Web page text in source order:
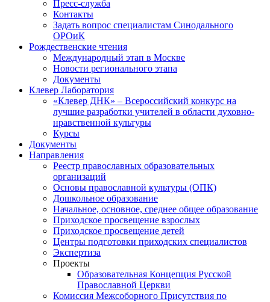
Пресс-служба
Контакты
Задать вопрос специалистам Синодального
ОРОиК
Рождественские чтения
Международный этап в Москве
Новости регионального этапа
Документы
Клевер Лаборатория
«Клевер ДНК» – Всероссийский конкурс на
лучшие разработки учителей в области духовно-
нравственной культуры
Курсы
Документы
Направления
Реестр православных образовательных
организаций
Основы православной культуры (ОПК)
Дошкольное образование
Начальное, основное, среднее общее образование
Приходское просвещение взрослых
Приходское просвещение детей
Центры подготовки приходских специалистов
Экспертиза
Проекты
Образовательная Концепция Русской
Православной Церкви
Комиссия Межсоборного Присутствия по